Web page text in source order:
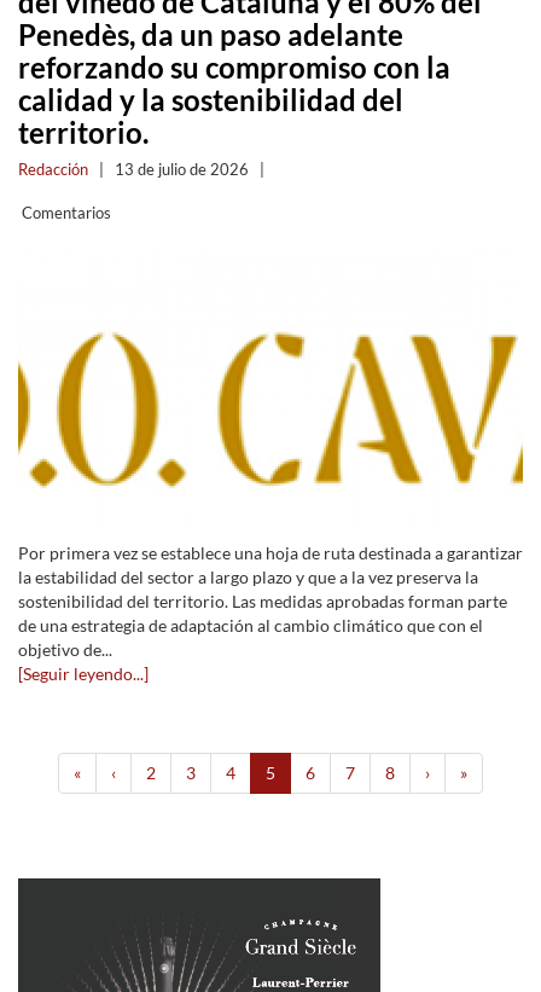
Penedès, da un paso adelante
reforzando su compromiso con la
calidad y la sostenibilidad del
territorio.
Redacción 13 de julio de 2026
Comentarios
Por primera vez se establece una hoja de ruta destinada a garantizar
la estabilidad del sector a largo plazo y que a la vez preserva la
sostenibilidad del territorio. Las medidas aprobadas forman parte
de una estrategia de adaptación al cambio climático que con el
objetivo de...
[Seguir leyendo...]
« ‹ 2 3 4 5 6 7 8 › »